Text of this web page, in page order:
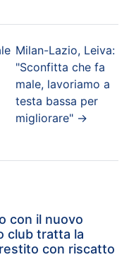
Milan-Lazio, Leiva:
"Sconfitta che fa
male, lavoriamo a
testa bassa per
migliorare" →
con il nuovo
club tratta la
con riscatto